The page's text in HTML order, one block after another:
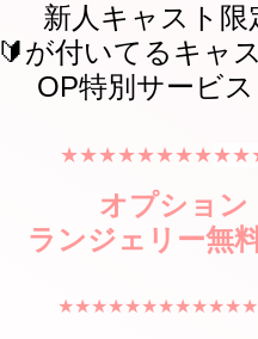
新人キャスト限
🔰が付いてるキャ
OP特別サービス
★★★★★★★★
オプション
ランジェリー無
★